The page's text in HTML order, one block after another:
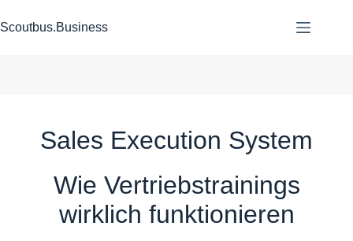
Inhalt
springen
Scoutbus.Business
Sales Execution System
Wie Vertriebstrainings
wirklich funktionieren